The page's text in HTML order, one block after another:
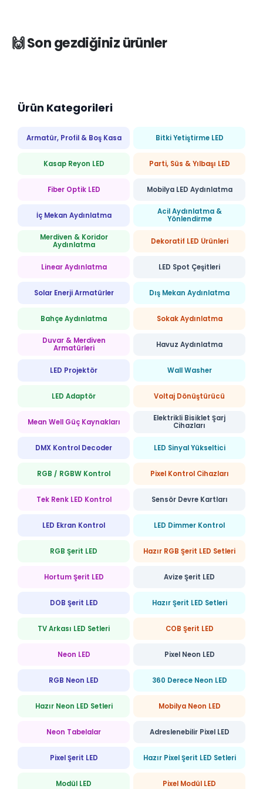
🙌 Son gezdiğiniz ürünler
Ürün Kategorileri
Armatür, Profil & Boş Kasa Bitki Yetiştirme LED
Kasap Reyon LED Parti, Süs & Yılbaşı LED
Fiber Optik LED Mobilya LED Aydınlatma
İç Mekan Aydınlatma
Acil Aydınlatma &
Yönlendirme
Merdiven & Koridor
Aydınlatma
Dekoratif LED Ürünleri
Linear Aydınlatma LED Spot Çeşitleri
Solar Enerji Armatürler Dış Mekan Aydınlatma
Bahçe Aydınlatma Sokak Aydınlatma
Duvar & Merdiven
Armatürleri
Havuz Aydınlatma
LED Projektör Wall Washer
LED Adaptör Voltaj Dönüştürücü
Mean Well Güç Kaynakları
Elektrikli Bisiklet Şarj
Cihazları
DMX Kontrol Decoder LED Sinyal Yükseltici
RGB / RGBW Kontrol Pixel Kontrol Cihazları
Tek Renk LED Kontrol Sensör Devre Kartları
LED Ekran Kontrol LED Dimmer Kontrol
RGB Şerit LED Hazır RGB Şerit LED Setleri
Hortum Şerit LED Avize Şerit LED
DOB Şerit LED Hazır Şerit LED Setleri
TV Arkası LED Setleri COB Şerit LED
Neon LED Pixel Neon LED
RGB Neon LED 360 Derece Neon LED
Hazır Neon LED Setleri Mobilya Neon LED
Neon Tabelalar Adreslenebilir Pixel LED
Pixel Şerit LED Hazır Pixel Şerit LED Setleri
Modül LED Pixel Modül LED